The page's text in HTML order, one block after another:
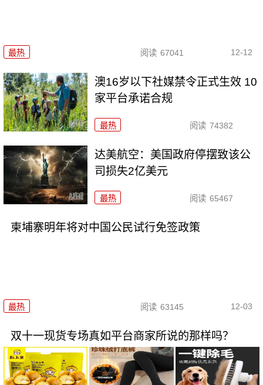
最热 阅读 67041 12-12
澳16岁以下社媒禁令正式生效 10
家平台承诺合规
最热 阅读 74382
达美航空：美国政府停摆致该公
司损失2亿美元
最热 阅读 65467
柬埔寨明年将对中国公民试行免签政策
最热 阅读 63145 12-03
双十一现货专场真如平台商家所说的那样吗？